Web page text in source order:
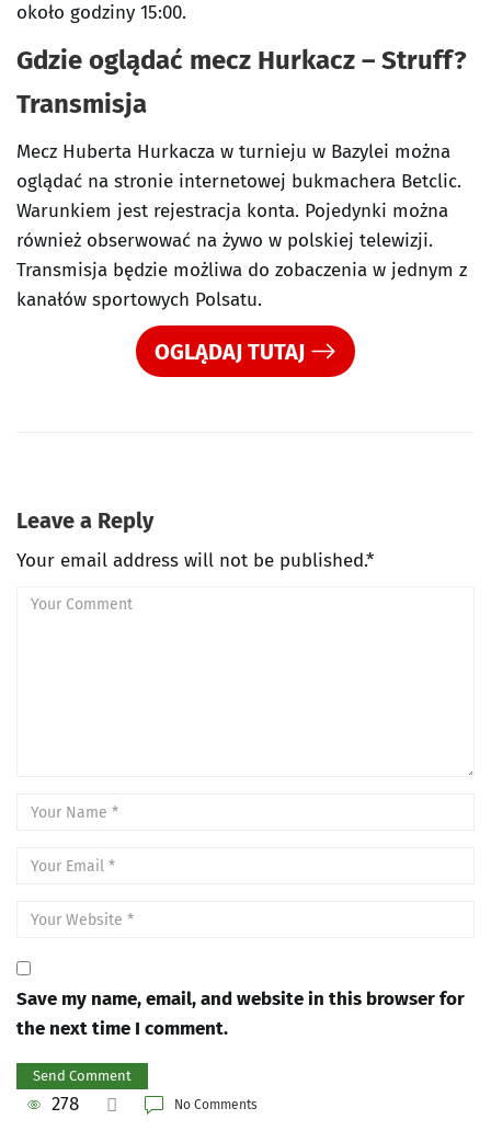
około godziny 15:00.
Gdzie oglądać mecz Hurkacz – Struff?
Transmisja
Mecz Huberta Hurkacza w turnieju w Bazylei można
oglądać na stronie internetowej bukmachera Betclic.
Warunkiem jest rejestracja konta. Pojedynki można
również obserwować na żywo w polskiej telewizji.
Transmisja będzie możliwa do zobaczenia w jednym z
kanałów sportowych Polsatu.
OGLĄDAJ TUTAJ
Leave a Reply
Your email address will not be published.*
Save my name, email, and website in this browser for
the next time I comment.
278 No Comments